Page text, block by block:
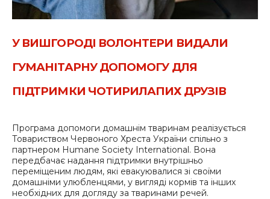
У ВИШГОРОДІ ВОЛОНТЕРИ ВИДАЛИ
ГУМАНІТАРНУ ДОПОМОГУ ДЛЯ
ПІДТРИМКИ ЧОТИРИЛАПИХ ДРУЗІВ
Програма допомоги домашнім тваринам реалізується
Товариством Червоного Хреста України спільно з
партнером Humane Society International. Вона
передбачає надання підтримки внутрішньо
переміщеним людям, які евакуювалися зі своїми
домашніми улюбленцями, у вигляді кормів та інших
необхідних для догляду за тваринами речей.